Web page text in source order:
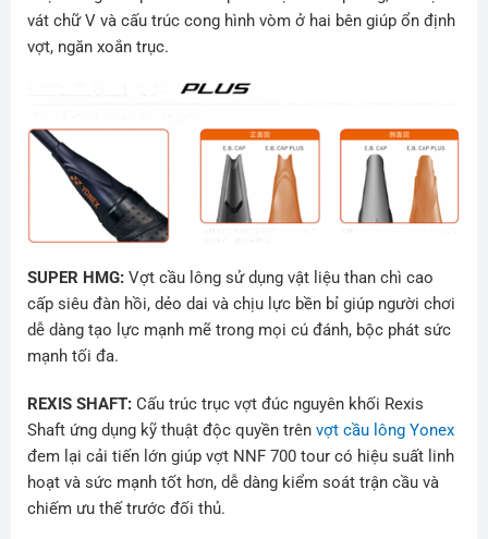
vát chữ V và cấu trúc cong hình vòm ở hai bên giúp ổn định
vợt, ngăn xoắn trục.
SUPER HMG:Vợt cầu lông sử dụng vật liệu than chì cao
cấp siêu đàn hồi, dẻo dai và chịu lực bền bỉ giúp người chơi
dễ dàng tạo lực mạnh mẽ trong mọi cú đánh, bộc phát sức
mạnh tối đa.
REXIS SHAFT:Cấu trúc trục vợt đúc nguyên khối Rexis
Shaft ứng dụng kỹ thuật độc quyền trên vợt cầu lông Yonex
đem lại cải tiến lớn giúp vợt NNF 700 tour có hiệu suất linh
hoạt và sức mạnh tốt hơn, dễ dàng kiểm soát trận cầu và
chiếm ưu thế trước đối thủ.